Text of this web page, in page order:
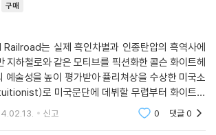
구매
는 실제 흑인차별과 인종탄압의 흑역사에
지하철로와 같은 모티브를 픽션화한 콜슨 화이트헤
예술성을 높이 평가받아 퓰리쳐상을 수상한 미국소
로 미국문단에 데뷔할 무렵부터 화이트헤
한 흑인인물들, 할렘과 같은 흑인지역문화등의 많
신고 0 댓글0